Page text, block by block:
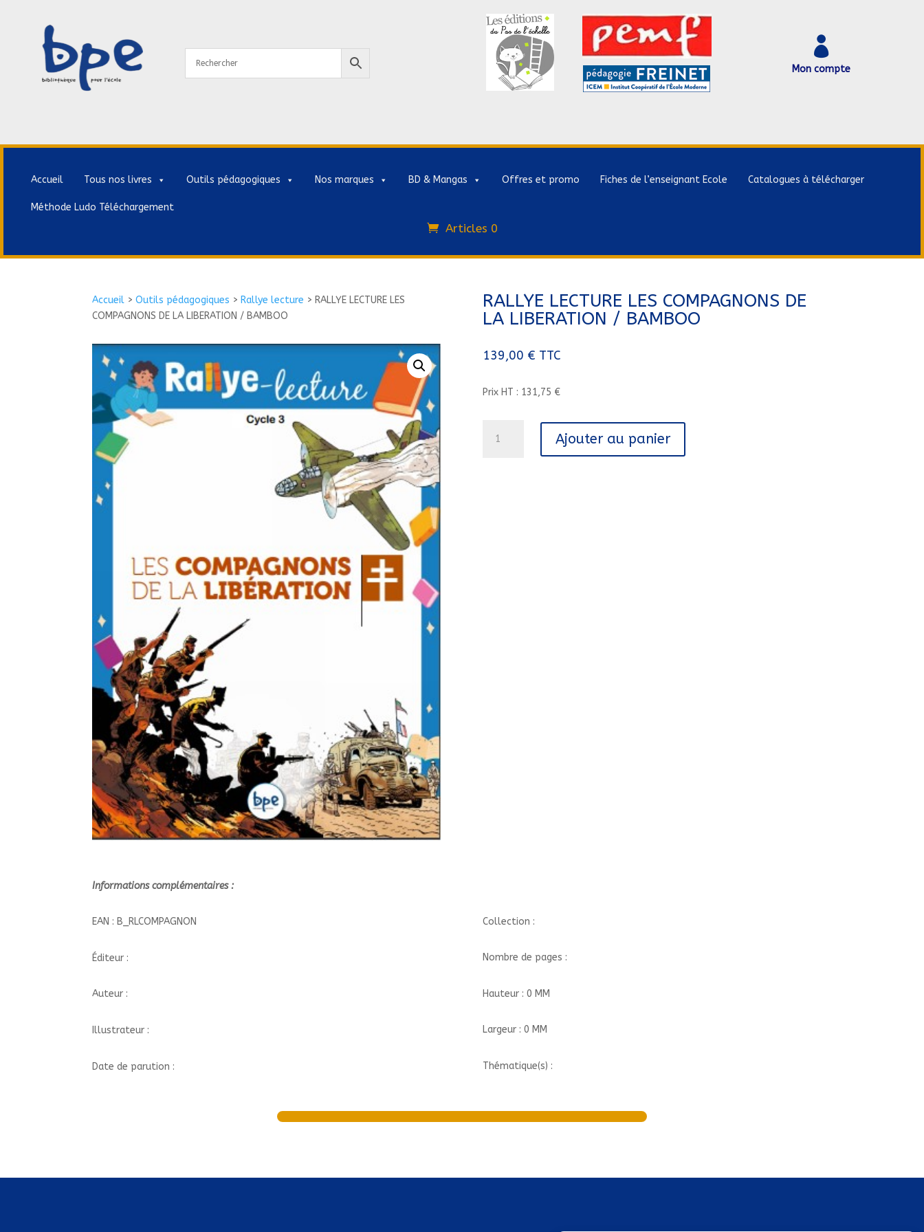

Mon compte
Accueil Tous nos livres Outils pédagogiques Nos marques BD & Mangas Offres et promo Fiches de l’enseignant Ecole Catalogues à télécharger
Méthode Ludo Téléchargement
Articles 0
Accueil >Outils pédagogiques > Rallye lecture > RALLYE LECTURE LES
COMPAGNONS DE LA LIBERATION / BAMBOO
RALLYE LECTURE LES COMPAGNONS DE
LA LIBERATION / BAMBOO
139,00 € TTC
Prix HT : 131,75 €
Ajouter au panier
Informations complémentaires :
EAN : B_RLCOMPAGNON
Éditeur :
Auteur :
Illustrateur :
Date de parution :
Collection :
Nombre de pages :
Hauteur : 0 MM
Largeur : 0 MM
Thématique(s) :